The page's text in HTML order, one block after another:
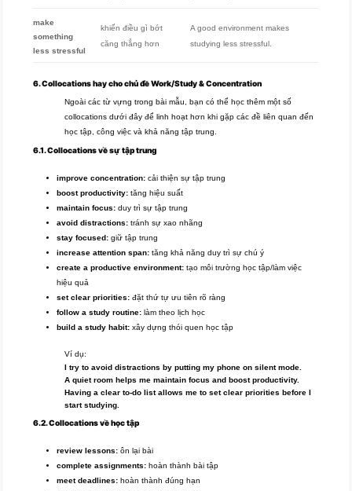
make
something
less stressful
khiến điều gì bớt
căng thẳng hơn
A good environment makes
studying less stressful.
6. Collocations hay cho chủ đề Work/Study & Concentration
Ngoài các từ vựng trong bài mẫu, bạn có thể học thêm một số
collocations dưới đây để linh hoạt hơn khi gặp các đề liên quan đến
học tập, công việc và khả năng tập trung.
6.1. Collocations về sự tập trung
improve concentration: cải thiện sự tập trung
boost productivity: tăng hiệu suất
maintain focus: duy trì sự tập trung
avoid distractions: tránh sự xao nhãng
stay focused: giữ tập trung
increase attention span: tăng khả năng duy trì sự chú ý
create a productive environment: tạo môi trường học tập/làm việc
hiệu quả
set clear priorities: đặt thứ tự ưu tiên rõ ràng
follow a study routine: làm theo lịch học
build a study habit: xây dựng thói quen học tập
Ví dụ:
I try to avoid distractions by putting my phone on silent mode.
A quiet room helps me maintain focus and boost productivity.
Having a clear to-do list allows me to set clear priorities before I
start studying.
6.2. Collocations về học tập
review lessons: ôn lại bài
complete assignments: hoàn thành bài tập
meet deadlines: hoàn thành đúng hạn